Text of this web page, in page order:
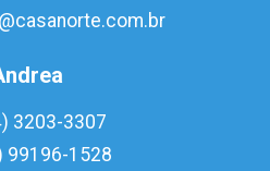
3203-3307
99196-1528